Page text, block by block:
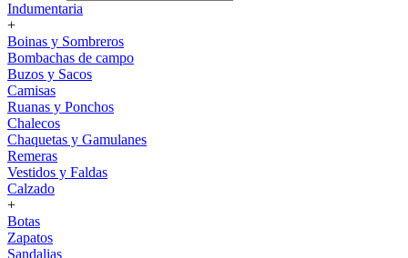
Indumentaria
+
Boinas y Sombreros
Bombachas de campo
Buzos y Sacos
Camisas
Ruanas y Ponchos
Chalecos
Chaquetas y Gamulanes
Remeras
Vestidos y Faldas
Calzado
+
Botas
Zapatos
Sandalias